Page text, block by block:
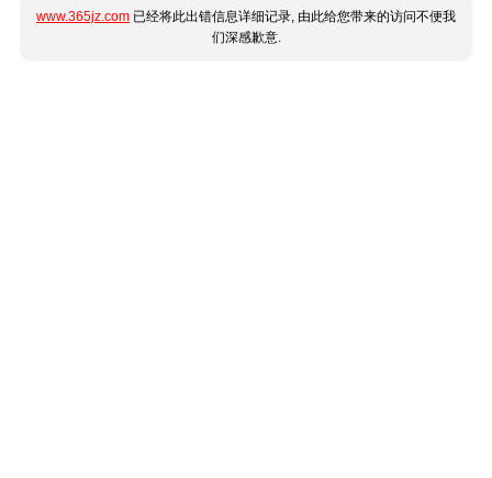
www.365jz.com 已经将此出错信息详细记录, 由此给您带来的访问不便我
们深感歉意.